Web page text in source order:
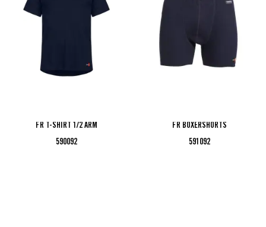
FR T-SHIRT 1/2 ARM
590092
FR BOXERSHORTS
591092